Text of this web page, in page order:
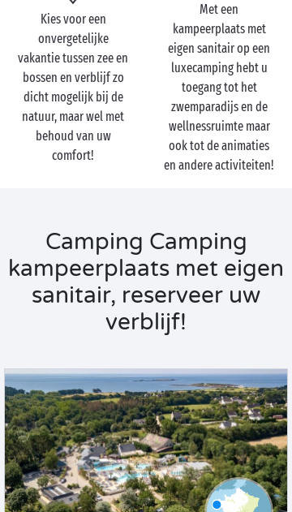
Eenmaal ter plaatse heeft u nog maar één missie:
genieten van uw uitstapje op de camping met uw
naasten en volop onvergetelijke herinneringen
opdoen. En daarvoor plant u volop
buitenactiviteiten zoals
wandelingenof fietstochten,
sporttoernooien op de camping of een heerlijke
middag vol pret op de glijbanen van het
zwemparadijs.
Kies voor een
onvergetelijke
vakantie tussen zee en
bossen en verblijf zo
dicht mogelijk bij de
natuur, maar wel met
behoud van uw
comfort!
Met een
kampeerplaats met
eigen sanitair op een
luxecamping hebt u
toegang tot het
zwemparadijs en de
wellnessruimte maar
ook tot de animaties
en andere activiteiten!
Camping Camping
kampeerplaats met eigen
sanitair, reserveer uw
verblijf!